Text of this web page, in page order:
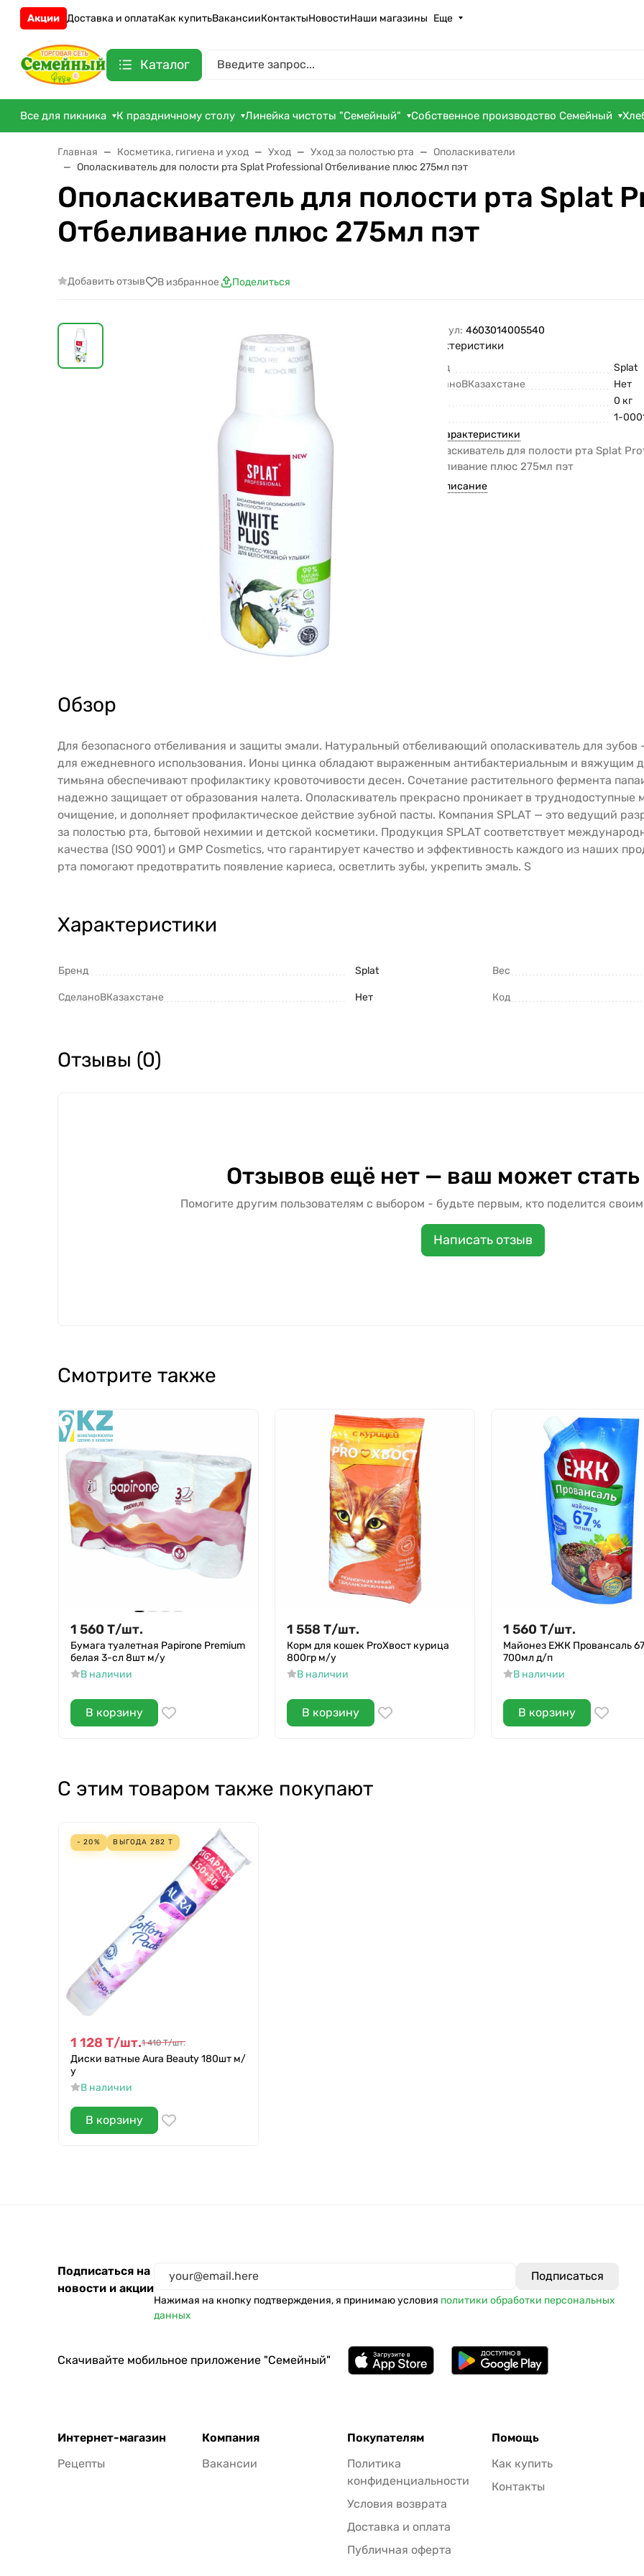
Акции Доставка и оплатаКак купитьВакансииКонтактыНовостиНаши магазины Еще
Каталог
Все для пикника К праздничному столу Линейка чистоты "Семейный" Собственное производство Семейный
Главная Косметика, гигиена и уход Уход Уход за полостью рта
Ополаскиватели
Ополаскиватель для полости рта Splat Professional Отбеливание плюс 275мл пэт
Ополаскиватель для полости рта Splat
Отбеливание плюс 275мл пэт
Добавить отзыв В избранное Поделиться
Артикул: 4603014005540
Характеристики
Бренд
Splat
СделаноВКазахстане
Нет
0 кг
1-
Все характеристики
Ополаскиватель для полости рта Splat
Отбеливание плюс 275мл пэт
Все описание
Обзор
Для безопасного отбеливания и защиты эмали. Натуральный отбеливающий ополаскиватель для
для ежедневного использования. Ионы цинка обладают выраженным антибактериальным и вяжущим
тимьяна обеспечивают профилактику кровоточивости десен. Сочетание растительного фермента
надежно защищает от образования налета. Ополаскиватель прекрасно проникает в труднодоступные
очищение, и дополняет профилактическое действие зубной пасты. Компания SPLAT — это ведущий
за полостью рта, бытовой нехимии и детской косметики. Продукция SPLAT соответствует
качества (ISO 9001) и GMP Cosmetics, что гарантирует качество и эффективность каждого из наших
рта помогают предотвратить появление кариеса, осветлить зубы, укрепить эмаль. S
Характеристики
Бренд Splat
СделаноВКазахстане Нет
Вес
Код
Отзывы (0)
Отзывов ещё нет — ваш может
Помогите другим пользователям с выбором - будьте первым, кто поделится
Написать отзыв
Смотрите также
1 560 Т/шт.
Бумага туалетная Papirone Premium
белая 3-сл 8шт м/у
В наличии
В корзину
1 558 Т/шт.
Корм для кошек ProХвост курица
800гр м/у
В наличии
В корзину
1 560 Т/шт.
Майонез ЕЖК Провансаль
700мл д/п
В наличии
В корзину
С этим товаром также покупают
- 20% ВЫГОДА 282 Т
1 128 Т/шт.1 410 Т/шт.
Диски ватные Aura Beauty 180шт м/
у
В наличии
В корзину
Подписаться на
новости и акции
Нажимая на кнопку подтверждения, я принимаю условия политики обработки персональных
данных
Скачивайте мобильное приложение "Семейный"
Интернет-магазин
Рецепты
Компания
Вакансии
Покупателям
Политика
конфиденциальности
Условия возврата
Доставка и оплата
Публичная оферта
Помощь
Как купить
Контакты